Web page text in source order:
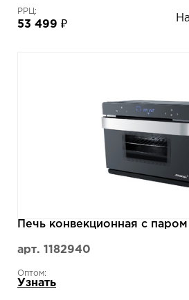
РРЦ:
53 499 ₽
Печь конвекционная с
арт. 1182940
Оптом:
Узнать